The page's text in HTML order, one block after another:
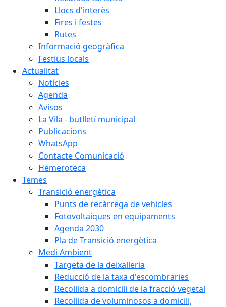
Llocs d'interès
Fires i festes
Rutes
Informació geogràfica
Festius locals
Actualitat
Notícies
Agenda
Avisos
La Vila - butlletí municipal
Publicacions
WhatsApp
Contacte Comunicació
Hemeroteca
Temes
Transició energètica
Punts de recàrrega de vehicles
Fotovoltaiques en equipaments
Agenda 2030
Pla de Transició energètica
Medi Ambient
Targeta de la deixalleria
Reducció de la taxa d'escombraries
Recollida a domicili de la fracció vegetal
Recollida de voluminosos a domicili,